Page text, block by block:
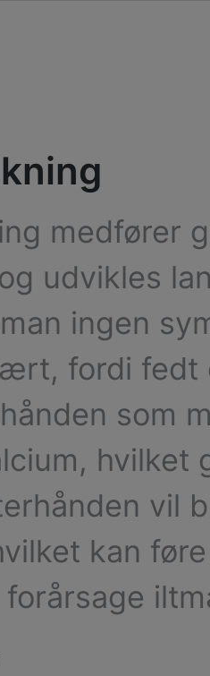
medfører
udvikles
ingen
fordi fedt
som
vil
kan
forårsage